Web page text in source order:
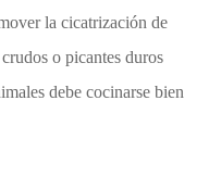
la cicatrización de
o picantes duros
debe cocinarse bien